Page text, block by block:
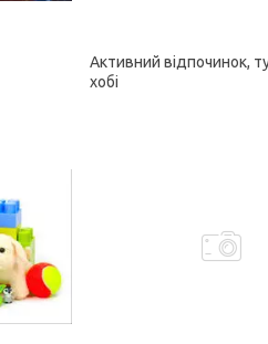
Активний відпочинок,
хобі